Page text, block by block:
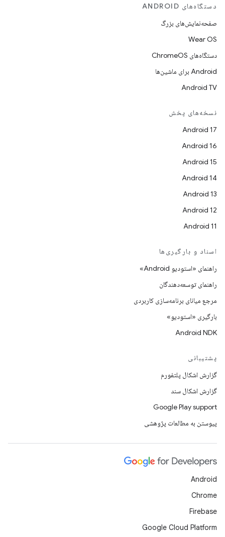
دستگاه‌های ANDROID
صفحه‌نمایش‌های بزرگ
Wear OS
دستگاه‌های ChromeOS
Android برای ماشین‌ها
Android TV
نسخه‌های پخش
Android 17
Android 16
Android 15
Android 14
Android 13
Android 12
Android 11
اسناد و بارگیری‌ها
راهنمای «استودیو Android»
راهنمای توسعه‌دهندگان
مرجع میانای برنامه‌سازی کاربردی
بارگیری «استودیو»
Android NDK
پشتیبانی
گزارش اشکال پلتفورم
گزارش اشکال سند
Google Play support
پیوستن به مطالعات پژوهشی
Android
Chrome
Firebase
Google Cloud Platform